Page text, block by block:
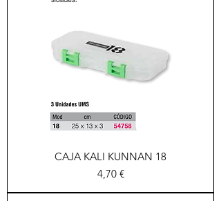
CAJA KALI KUNNAN 18
Precio
4,70 €